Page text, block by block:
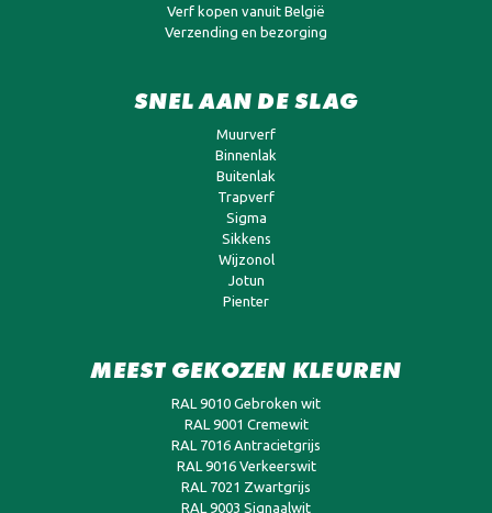
Verzending en bezorging
Muurverf
Binnenlak
Buitenlak
Trapverf
Sigma
Sikkens
Wijzonol
Jotun
Pienter
RAL 9010 Gebroken wit
RAL 9001 Cremewit
RAL 7016 Antracietgrijs
RAL 9016 Verkeerswit
RAL 7021 Zwartgrijs
RAL 9003 Signaalwit
Sweet Embrace Flexa